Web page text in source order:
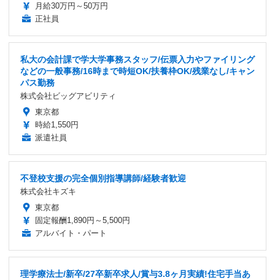
月給30万円～50万円
正社員
私大の会計課で学大学事務スタッフ/伝票入力やファイリング
などの一般事務/16時まで時短OK/扶養枠OK/残業なし/キャン
パス勤務
株式会社ビッグアビリティ
東京都
時給1,550円
派遣社員
不登校支援の完全個別指導講師/経験者歓迎
株式会社キズキ
東京都
固定報酬1,890円～5,500円
アルバイト・パート
理学療法士/新卒/27卒新卒求人/賞与3.8ヶ月実績!住宅手当あ